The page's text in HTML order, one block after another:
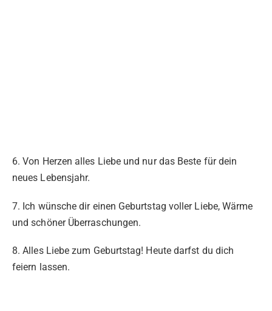
6. Von Herzen alles Liebe und nur das Beste für dein
neues Lebensjahr.
7. Ich wünsche dir einen Geburtstag voller Liebe, Wärme
und schöner Überraschungen.
8. Alles Liebe zum Geburtstag! Heute darfst du dich
feiern lassen.